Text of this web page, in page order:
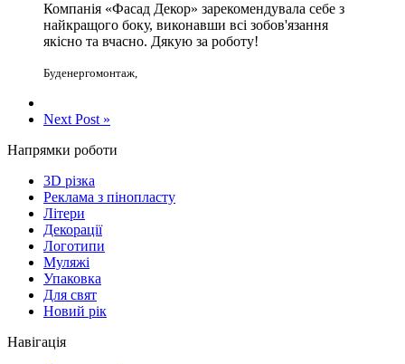
Компанія «Фасад Декор» зарекомендувала себе з
найкращого боку, виконавши всі зобов'язання
якісно та вчасно. Дякую за роботу!
Буденергомонтаж,
Next Post »
Напрямки роботи
3D різка
Реклама з пінопласту
Літери
Декорації
Логотипи
Муляжі
Упаковка
Для свят
Новий рік
Навігація